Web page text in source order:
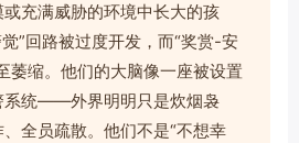
充满威胁的环境中长大的孩
”回路被过度开发，而“奖赏-安
萎缩。他们的大脑像一座被设置
系统——外界明明只是炊烟袅
全员疏散。他们不是“不想幸